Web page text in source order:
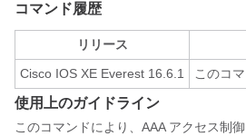
コマンド履歴
リリース
Cisco IOS XE Everest 16.6.1
このコ
使用上のガイドライン
このコマンドにより、AAA アクセス制